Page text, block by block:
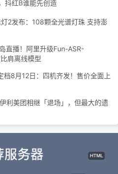
抖红B谁能先创造
2发布：108颗全光谱灯珠 支持澎
直播！阿里升级Fun-ASR-
肩离线模型
档8月12日：四机齐发！售价全面上
利美团相继「退场」，但最大的遗